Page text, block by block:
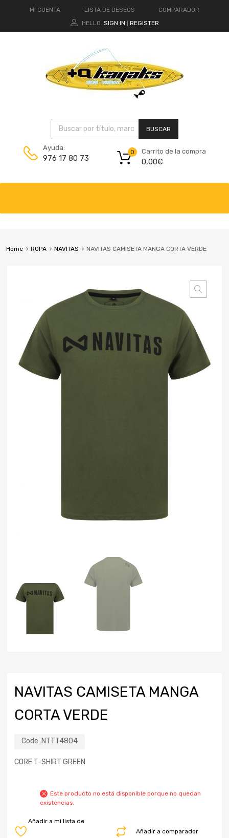
MI CUENTA LISTA DE DESEOS
COMPARADOR
HELLO. SIGN IN REGISTER
BUSCAR
Ayuda:
976 17 80 73
Carrito de la compra
0,00€
0
Home ROPA NAVITAS NAVITAS CAMISETA MANGA CORTA VERDE
NAVITAS CAMISETA MANGA
CORTA VERDE
Code: NTTT4804
CORE T-SHIRT GREEN
Este producto no está disponible porque no quedan
existencias.
Añadir a comparador
Añadir a mi lista de